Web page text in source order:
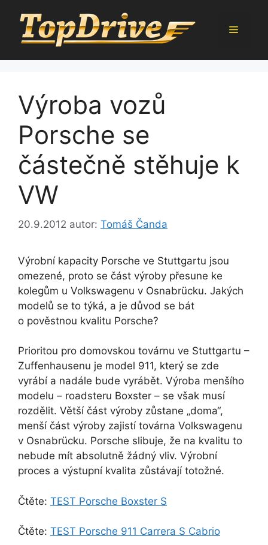
obsah
Menu
Výroba vozů
Porsche se
částečně stěhuje k
VW
20.9.2012 autor: Tomáš Čanda
Výrobní kapacity Porsche ve Stuttgartu jsou
omezené, proto se část výroby přesune ke
kolegům u Volkswagenu v Osnabrücku. Jakých
modelů se to týká, a je důvod se bát
o pověstnou kvalitu Porsche?
Prioritou pro domovskou továrnu ve Stuttgartu –
Zuffenhausenu je model 911, který se zde
vyrábí a nadále bude vyrábět. Výroba menšího
modelu – roadsteru Boxster – se však musí
rozdělit. Větší část výroby zůstane „doma“,
menší část výroby zajistí továrna Volkswagenu
v Osnabrücku. Porsche slibuje, že na kvalitu to
nebude mít absolutně žádný vliv. Výrobní
proces a výstupní kvalita zůstávají totožné.
Čtěte: TEST Porsche Boxster S
Čtěte: TEST Porsche 911 Carrera S Cabrio